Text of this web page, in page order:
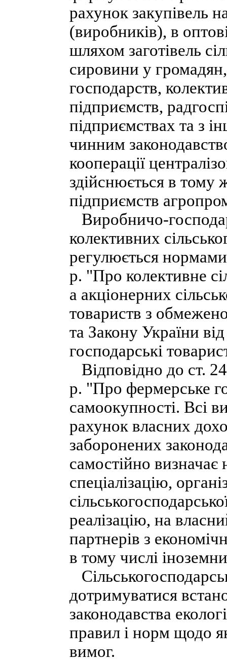
рахунок закупівель
(виробників), в
шляхом заготівель
сировини у
господарств,
підприємств,
підприємствах та з
чинним
кооперації
здійснюється в тому
підприємств
Виробничо-
колективних
регулюється
р. "Про колективне
а акціонерних
товариств з
та Закону України
господарські
Відповідно до ст.
р. "Про фермерське
самоокупності. Всі
рахунок власних
заборонених
самостійно визначає
спеціалізацію,
реалізацію, на
партнерів з
в тому числі
дотримуватися
законодавства
правил і норм щодо
вимог.